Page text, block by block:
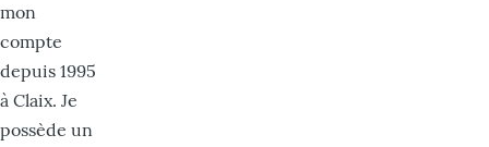
mon
compte
depuis 1995
à Claix. Je
possède un